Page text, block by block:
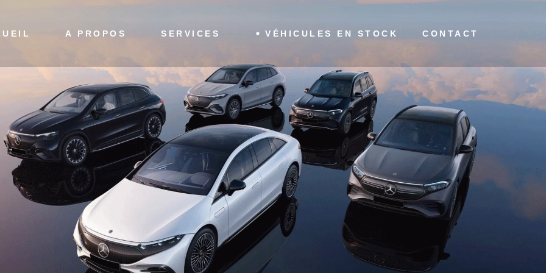
A PROPOS SERVICES VÉHICULES EN STOCK
Véhicules occasions – 90 en stock
Véhicules neufs – 32 en stock
CONTACT
Véhicules occasions – 90 en stock
Stock véhicules neufs